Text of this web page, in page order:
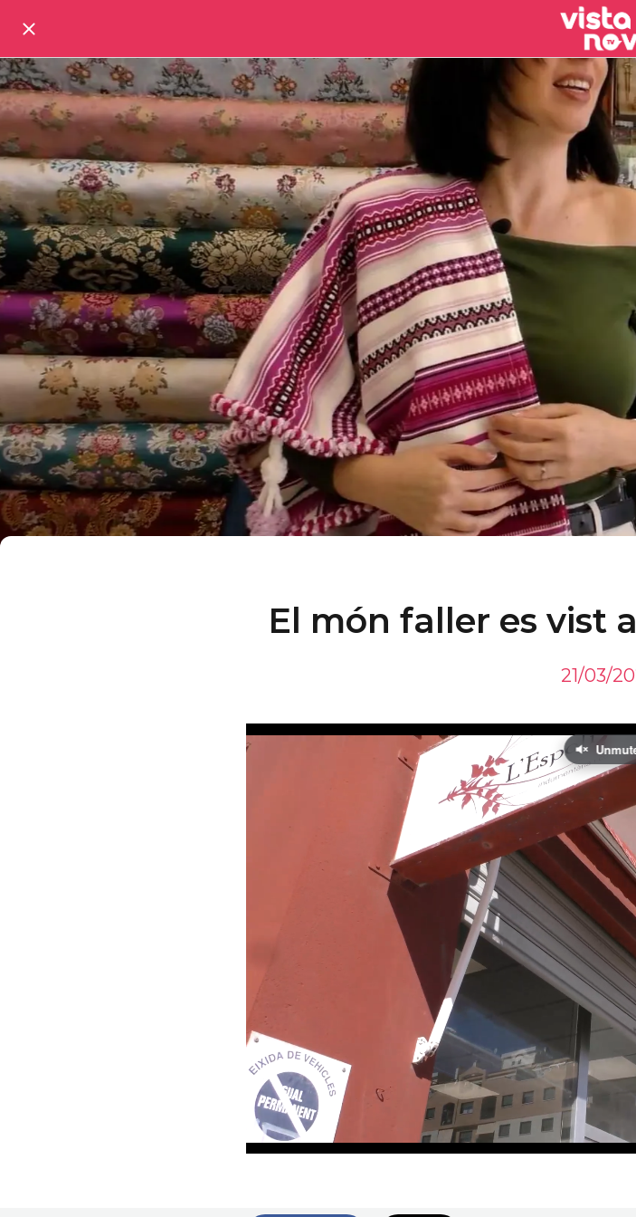
El món faller es vist
21/03/